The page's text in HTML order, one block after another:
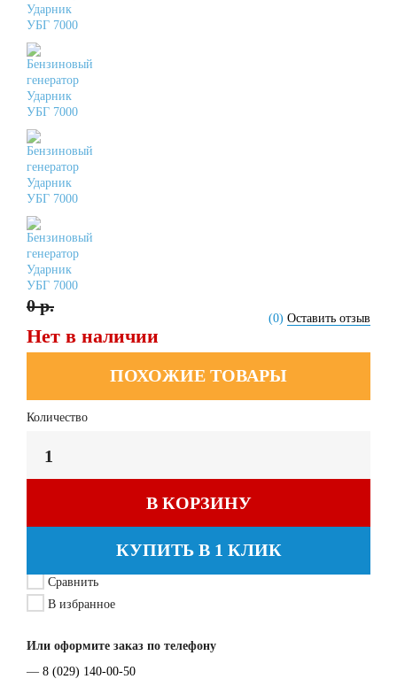
(0) Оставить отзыв
0 р.
Нет в наличии
ПОХОЖИЕ ТОВАРЫ
Количество
В КОРЗИНУ
КУПИТЬ В 1 КЛИК
Сравнить
В избранное
Или оформите заказ по телефону
— 8 (029) 140-00-50